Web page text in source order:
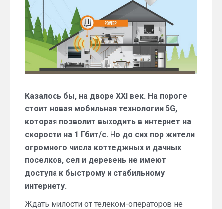
на
Казалось бы, на дворе XXI век. На пороге
стоит новая мобильная технологии 5G,
которая позволит выходить в интернет на
скорости на 1 Гбит/с. Но до сих пор жители
огромного числа коттеджных и дачных
поселков, сел и деревень не имеют
доступа к быстрому и стабильному
интернету.
Ждать милости от телеком-операторов не